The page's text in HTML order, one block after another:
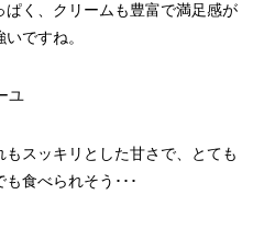
く、クリームも豊富で満足感が
ですね。
スッキリとした甘さで、とても
食べられそう･･･